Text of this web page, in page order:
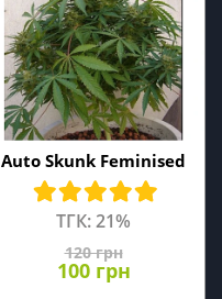
Auto Skunk Feminised
ТГК: 21%
120 грн
100 грн